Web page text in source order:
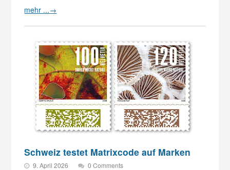
mehr ...→
Schweiz testet Matrixcode auf Marken
9. April 2026 0 Comments